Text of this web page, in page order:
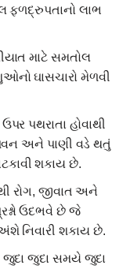
ફળદ્રુપતાનો લાભ
માટે સમતોલ
ઘાસચારો મેળવી
પથરાતા હોવાથી
અને પાણી વડે થતું
શકાય છે.
રોગ, જીવાત અને
ઉદભવે છે જે
નિવારી શકાય છે.
જુદા જુદા સમયે જુદા